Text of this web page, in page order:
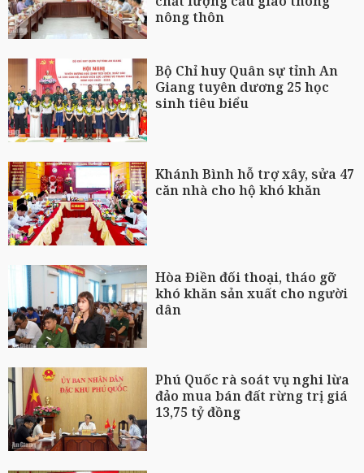
nông thôn
Bộ Chỉ huy Quân sự tỉnh An
Giang tuyên dương 25 học
sinh tiêu biểu
Khánh Bình hỗ trợ xây, sửa 47
căn nhà cho hộ khó khăn
Hòa Điền đối thoại, tháo gỡ
khó khăn sản xuất cho người
dân
Phú Quốc rà soát vụ nghi lừa
đảo mua bán đất rừng trị giá
13,75 tỷ đồng